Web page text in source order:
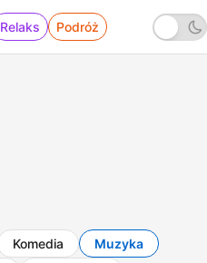
Relaks Podróż
Komedia
Muzyka